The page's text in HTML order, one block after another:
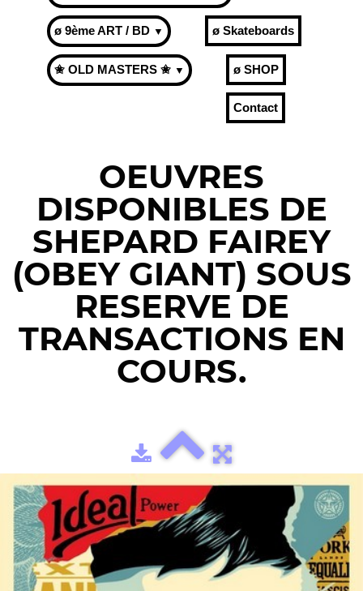
ø 9ème ART / BD ▼ ø Skateboards
✬ OLD MASTERS ✬ ▼ ø SHOP
Contact
OEUVRES
DISPONIBLES DE
SHEPARD FAIREY
(OBEY GIANT) SOUS
RESERVE DE
TRANSACTIONS EN
COURS.